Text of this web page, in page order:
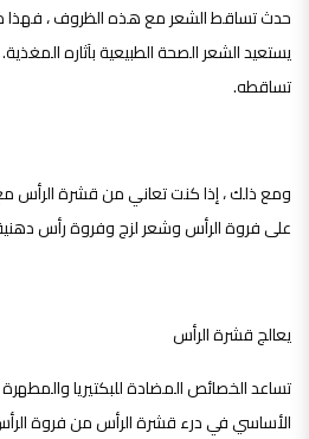
حدث تساقط الشعر مع هذه الظروف ، فهذا
يستعيد الشعر الصحة الطبيعية بآثاره
تساقطه.
ومع ذلك ، إذا كنت تعاني من قشرة الرأس
على فروة الرأس وشعر لزج وفروة رأس
يعالج قشرة الرأس
تساعد الخصائص المضادة للبكتيريا
الأساسي في درء قشرة الرأس من فروة